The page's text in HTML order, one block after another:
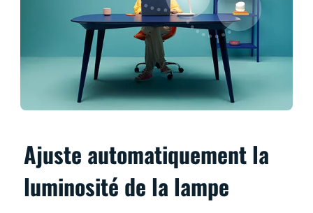
Ajuste automatiquement la
luminosité de la lampe